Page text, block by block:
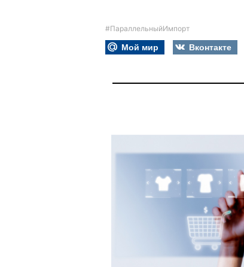
#ПараллельныйИмпорт
Мой мир Вконтакте